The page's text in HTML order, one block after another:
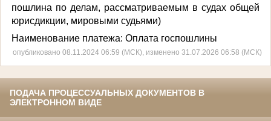
пошлина по делам, рассматриваемым в судах общей
юрисдикции, мировыми судьями)
Наименование платежа: Оплата госпошлины
опубликовано 08.11.2024 06:59 (МСК), изменено 31.07.2026 06:58 (МСК)
ПОДАЧА ПРОЦЕССУАЛЬНЫХ ДОКУМЕНТОВ В
ЭЛЕКТРОННОМ ВИДЕ